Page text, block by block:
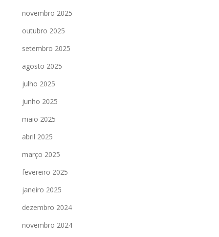
novembro 2025
outubro 2025
setembro 2025
agosto 2025
julho 2025
junho 2025
maio 2025
abril 2025
março 2025
fevereiro 2025
janeiro 2025
dezembro 2024
novembro 2024